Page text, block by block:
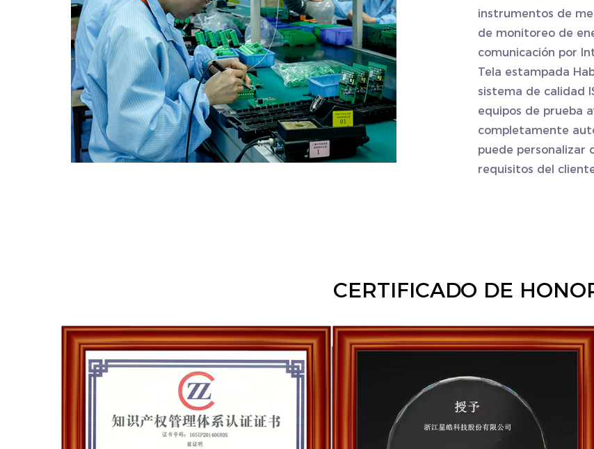
instrumentos de
de monitoreo de
comunicación por
Tela estampada
sistema de calidad
equipos de prueba
completamente
puede personalizar
requisitos del
CERTIFICADO DE